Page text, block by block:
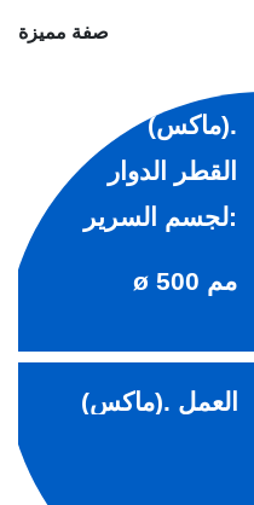
(ماكس).
القطر الدوار
لجسم السرير:
ø500 مم
(ماكس).